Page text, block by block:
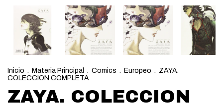
Inicio . Materia Principal . Comics . Europeo . ZAYA.
COLECCION COMPLETA
ZAYA. COLECCION